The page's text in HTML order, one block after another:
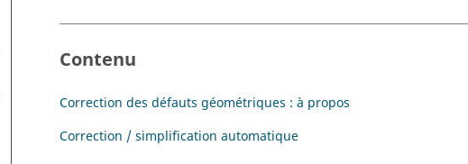
Contenu
Correction des défauts géométriques : à propos
Correction / simplification automatique